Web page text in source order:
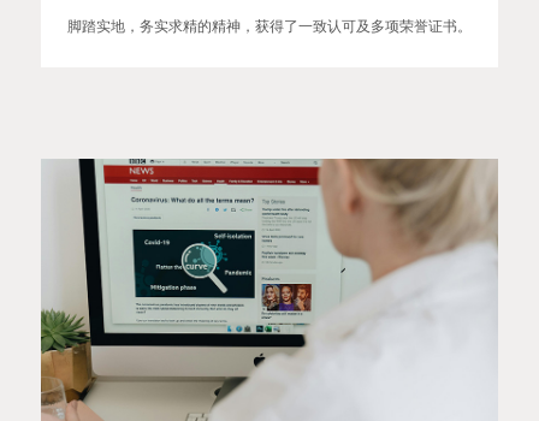
脚踏实地，务实求精的精神，获得了一致认可及多项荣誉证书。